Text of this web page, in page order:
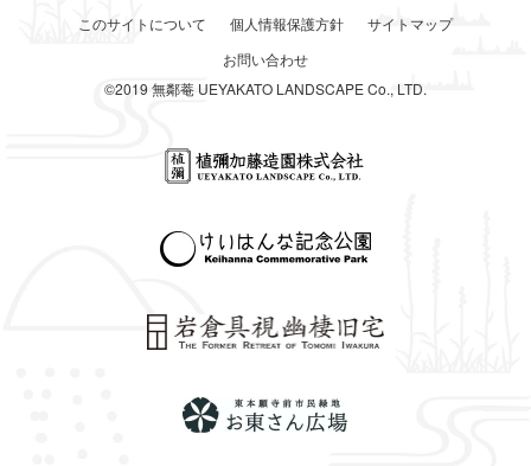
このサイトについて
個人情報保護方針
サイトマップ
お問い合わせ
©2019 無鄰菴 UEYAKATO LANDSCAPE Co., LTD.